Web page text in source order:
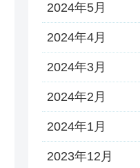
2024年5月
2024年4月
2024年3月
2024年2月
2024年1月
2023年12月